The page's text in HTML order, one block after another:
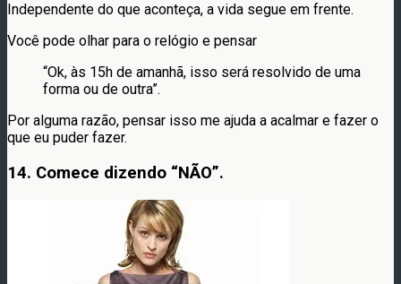
Independente do que aconteça, a vida segue em frente.
Você pode olhar para o relógio e pensar
“Ok, às 15h de amanhã, isso será resolvido de uma
forma ou de outra”.
Por alguma razão, pensar isso me ajuda a acalmar e fazer o
que eu puder fazer.
14. Comece dizendo “NÃO”.